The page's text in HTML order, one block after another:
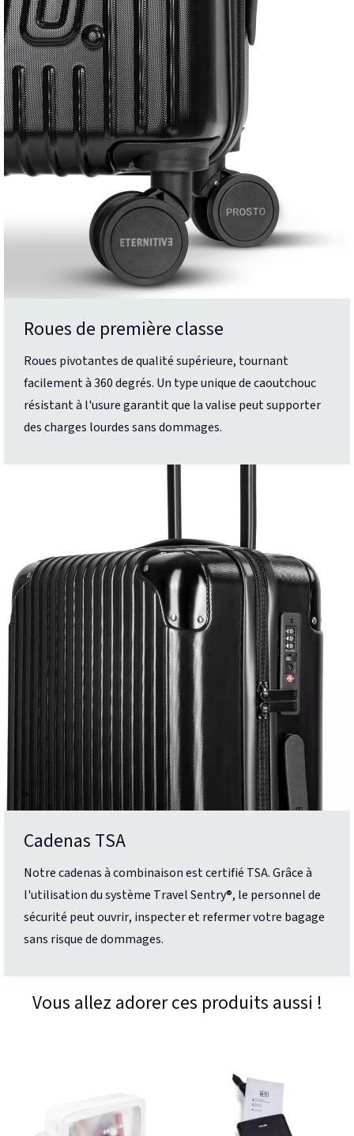
Roues de première classe
Roues pivotantes de qualité supérieure, tournant
facilement à 360 degrés. Un type unique de caoutchouc
résistant à l'usure garantit que la valise peut supporter
des charges lourdes sans dommages.
Cadenas TSA
Notre cadenas à combinaison est certifié TSA. Grâce à
l'utilisation du système Travel Sentry®, le personnel de
sécurité peut ouvrir, inspecter et refermer votre bagage
sans risque de dommages.
Vous allez adorer ces produits aussi !